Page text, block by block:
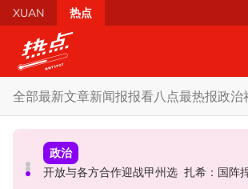
Skip to main content
XUAN 热点
全部最新文章新闻报报看八点最热报政治
财经
SST成华商远离希盟因素？ 阿末马斯兰：华裔商家更倾向
社会
摩托车况欠佳、骑士疲劳肇祸 RXZ主办方否认非法飙车引
政治
开放与各方合作迎战甲州